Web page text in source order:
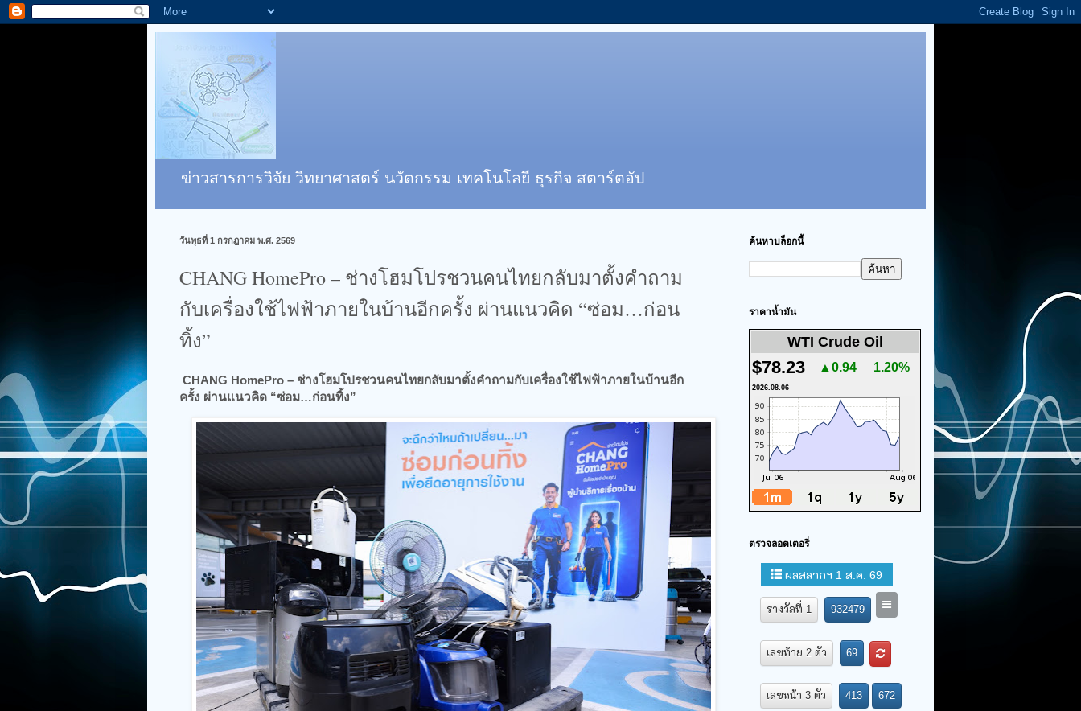
ข่าวสารการวิจัย วิทยาศาสตร์ นวัตกรรม เทคโนโลยี ธุรกิจ สตาร์ตอัป
วันพุธที่ 1 กรกฎาคม พ.ศ. 2569
CHANG HomePro – ช่างโฮมโปรชวนคนไทยกลับมาตั้งคำถาม
กับเครื่องใช้ไฟฟ้าภายในบ้านอีกครั้ง ผ่านแนวคิด “ซ่อม…ก่อน
ทิ้ง”
CHANG HomePro – ช่างโฮมโปรชวนคนไทยกลับมาตั้งคำถามกับเครื่องใช้ไฟฟ้าภายในบ้านอีก
ครั้ง ผ่านแนวคิด “ซ่อม…ก่อนทิ้ง”
ค้นหาบล็อกนี้
ราคาน้ำมัน
WTI Crude Oil
$78.23 ▲0.94 1.20%
2026.08.06
ตรวจลอตเตอรี่